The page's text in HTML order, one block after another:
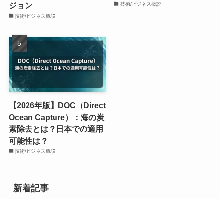
ジョン
技術/ビジネス概説
技術/ビジネス概説
【2026年版】DOC（Direct
Ocean Capture）：海の炭
素除去とは？日本での適用
可能性は？
技術/ビジネス概説
新着記事